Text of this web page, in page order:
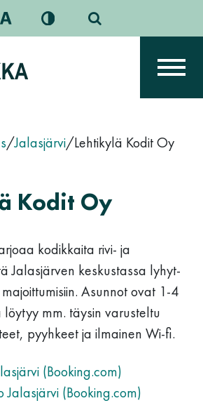
/Jalasjärvi/Lehtikylä Kodit Oy
Kodit Oy
kodikkaita rivi- ja
Jalasjärven keskustassa lyhyt-
Asunnot ovat 1-4
mm. täysin varusteltu
pyyhkeet ja ilmainen Wi-fi.
(Booking.com)
Jalasjärvi (Booking.com)